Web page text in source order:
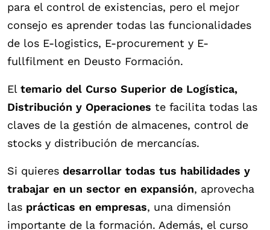
para el control de existencias, pero el mejor
consejo es aprender todas las funcionalidades
de los E-logistics, E-procurement y E-
fullfilment en Deusto Formación.
El temario del Curso Superior de Logística,
Distribución y Operaciones te facilita todas las
claves de la gestión de almacenes, control de
stocks y distribución de mercancías.
Si quieres desarrollar todas tus habilidades y
trabajar en un sector en expansión, aprovecha
las prácticas en empresas, una dimensión
importante de la formación. Además, el curso